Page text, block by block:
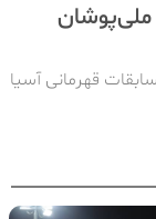
قهرمانی آسیا